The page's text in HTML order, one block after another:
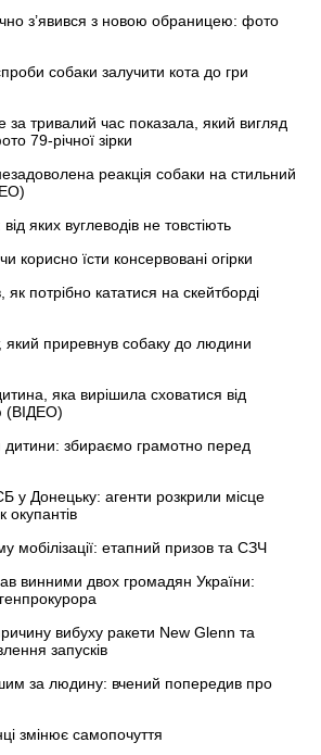
з’явився з новою обраницею: фото
собаки залучити кота до гри
тривалий час показала, який вигляд
79-річної зірки
реакція собаки на стильний
яких вуглеводів не товстіють
корисно їсти консервовані огірки
як потрібно кататися на скейтборді
який приревнув собаку до людини
яка вирішила сховатися від
(ВІДЕО)
дитини: збираємо грамотно перед
у Донецьку: агенти розкрили місце
окупантів
етапний призов та СЗЧ
винними двох громадян України:
вибуху ракети New Glenn та
запусків
за людину: вчений попередив про
змінює самопочуття